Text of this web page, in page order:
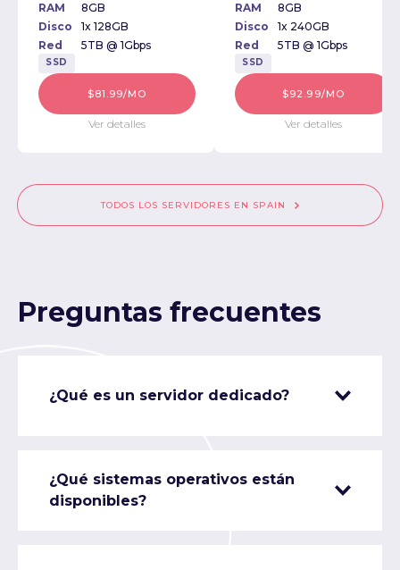
RAM
8GB
Disco
1x 128GB
Red
5TB @ 1Gbps
SSD
$81.99/MO
Ver detalles
RAM
8GB
Disco
1x 240GB
Red
5TB @ 1Gbps
SSD
$92.99/MO
Ver detalles
TODOS LOS SERVIDORES EN SPAIN
Preguntas frecuentes
¿Qué es un servidor dedicado?
¿Qué sistemas operativos están
disponibles?